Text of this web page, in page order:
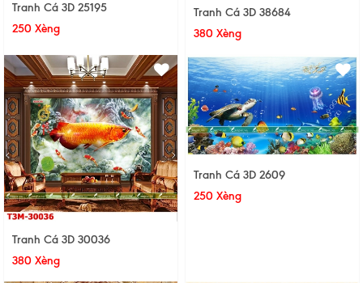
Tranh Cá 3D 25195
250 Xèng
Tranh Cá 3D 38684
380 Xèng
Tranh Cá 3D 30036
380 Xèng
Tranh Cá 3D 2609
250 Xèng